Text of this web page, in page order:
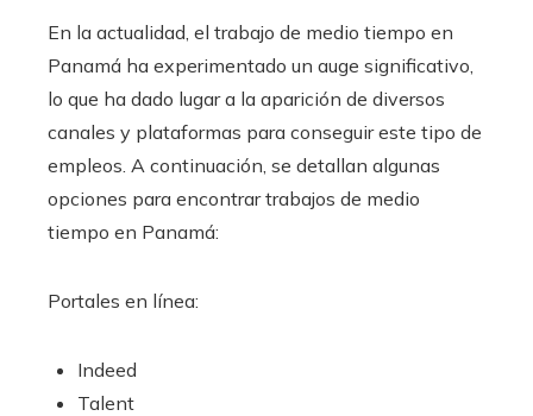
En la actualidad, el trabajo de medio tiempo en
Panamá ha experimentado un auge significativo,
lo que ha dado lugar a la aparición de diversos
canales y plataformas para conseguir este tipo de
empleos. A continuación, se detallan algunas
opciones para encontrar trabajos de medio
tiempo en Panamá:
Portales en línea:
Indeed
Talent